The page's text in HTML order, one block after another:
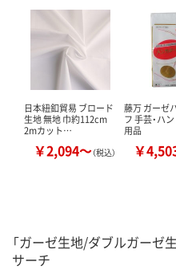
日本紐釦貿易 ブロード
生地 無地 巾約112cm
2mカット…
￥2,094～（税込）
藤万 ガーゼ
フ 手芸・ハ
用品
￥
「ガーゼ生地/ダブルガーゼ
サーチ